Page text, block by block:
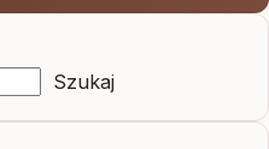
Szukaj